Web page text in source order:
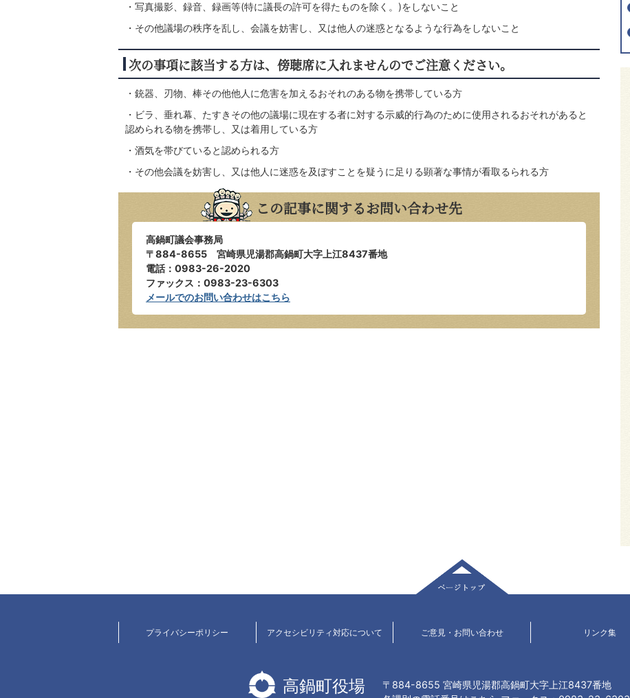
・写真撮影、録音、録画等(特に議長の許可を得たものを除く。)をしないこと
・その他議場の秩序を乱し、会議を妨害し、又は他人の迷惑となるような行為をしないこと
次の事項に該当する方は、傍聴席に入れませんのでご注意ください。
・銃器、刃物、棒その他他人に危害を加えるおそれのある物を携帯している方
・ビラ、垂れ幕、たすきその他の議場に現在する者に対する示威的行為のために使用されるおそれがあると
認められる物を携帯し、又は着用している方
・酒気を帯びていると認められる方
・その他会議を妨害し、又は他人に迷惑を及ぼすことを疑うに足りる顕著な事情が看取るられる方
この記事に関するお問い合わせ先
高鍋町議会事務局
〒884-8655 宮崎県児湯郡高鍋町大字上江8437番地
電話：0983-26-2020
ファックス：0983-23-6303
メールでのお問い合わせはこちら
プライバシーポリシー アクセシビリティ対応について ご意見・お問い合わせ リンク集
高鍋町役場
〒884-8655 宮崎県児湯郡高鍋町大字上江8437番地